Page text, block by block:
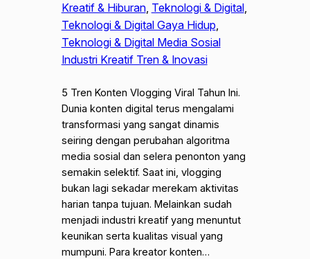
Kreatif & Hiburan, Teknologi & Digital
Teknologi & Digital Gaya Hidup
Teknologi & Digital Media Sosial
Industri Kreatif Tren & Inovasi
5 Tren Konten Vlogging Viral Tahun Ini.
Dunia konten digital terus mengalami
transformasi yang sangat dinamis
seiring dengan perubahan algoritma
media sosial dan selera penonton yang
semakin selektif. Saat ini, vlogging
bukan lagi sekadar merekam aktivitas
harian tanpa tujuan. Melainkan sudah
menjadi industri kreatif yang menuntut
keunikan serta kualitas visual yang
mumpuni. Para kreator konten…